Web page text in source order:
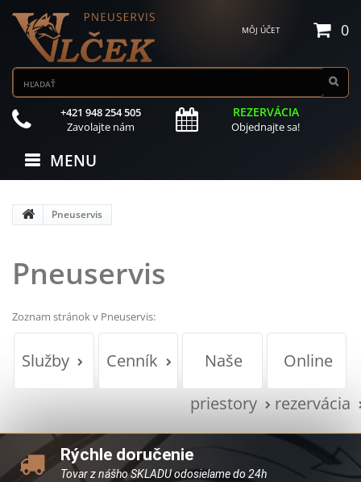
0
MÔJ ÚČET
+421 948 254 505
Zavolajte nám
REZERVÁCIA
Objednajte sa!
MENU
Pneuservis
Pneuservis
Zoznam stránok v Pneuservis:
Služby Cenník
Naše
priestory
Online
rezervácia
Rýchle doručenie
Tovar z nášho SKLADU odosielame do 24h